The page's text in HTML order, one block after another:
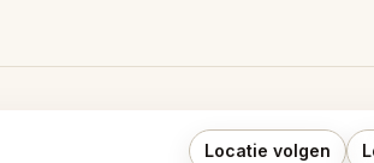
Locatie volgen